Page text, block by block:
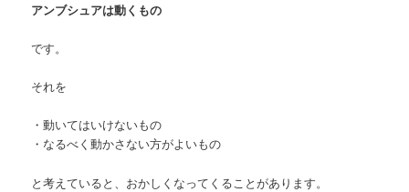
アンブシュアは動くもの
です。
それを
・動いてはいけないもの
・なるべく動かさない方がよいもの
と考えていると、おかしくなってくることがあります。